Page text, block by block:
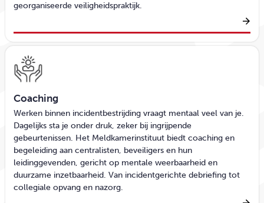
georganiseerde veiligheidspraktijk.
Coaching
Werken binnen incidentbestrijding vraagt mentaal veel van je.
Dagelijks sta je onder druk, zeker bij ingrijpende
gebeurtenissen. Het Meldkamerinstituut biedt coaching en
begeleiding aan centralisten, beveiligers en hun
leidinggevenden, gericht op mentale weerbaarheid en
duurzame inzetbaarheid. Van incidentgerichte debriefing tot
collegiale opvang en nazorg.